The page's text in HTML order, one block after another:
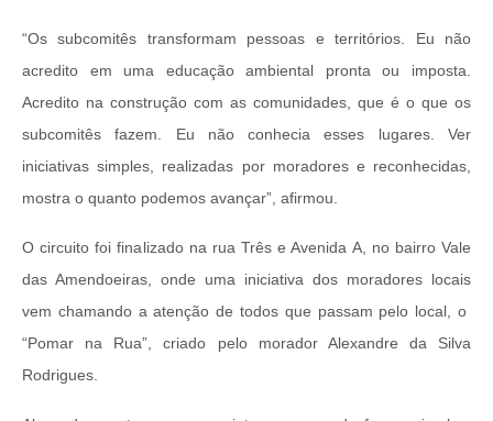
“Os subcomitês transformam pessoas e territórios. Eu não
acredito em uma educação ambiental pronta ou imposta.
Acredito na construção com as comunidades, que é o que os
subcomitês fazem. Eu não conhecia esses lugares. Ver
iniciativas simples, realizadas por moradores e reconhecidas,
mostra o quanto podemos avançar”, afirmou.
O circuito foi finalizado na rua Três e Avenida A, no bairro Vale
das Amendoeiras, onde uma iniciativa dos moradores locais
vem chamando a atenção de todos que passam pelo local, o
“Pomar na Rua”, criado pelo morador Alexandre da Silva
Rodrigues.